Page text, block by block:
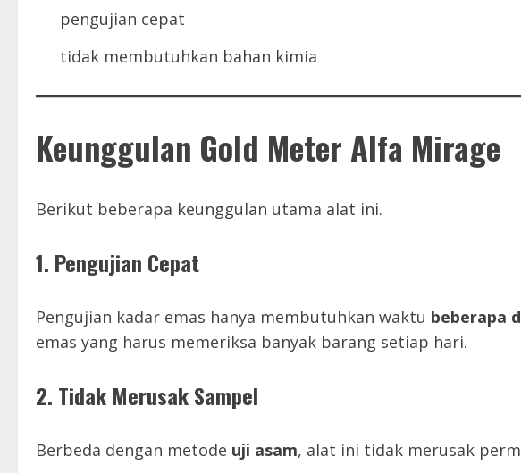
pengujian cepat
tidak membutuhkan bahan kimia
Keunggulan Gold Meter Alfa Mirage
Berikut beberapa keunggulan utama alat ini.
1. Pengujian Cepat
Pengujian kadar emas hanya membutuhkan waktu beberapa
emas yang harus memeriksa banyak barang setiap hari.
2. Tidak Merusak Sampel
Berbeda dengan metode uji asam, alat ini tidak merusak